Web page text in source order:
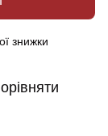
знижки